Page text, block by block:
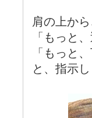
肩の上か
「もっと
「もっと、
と、指示し